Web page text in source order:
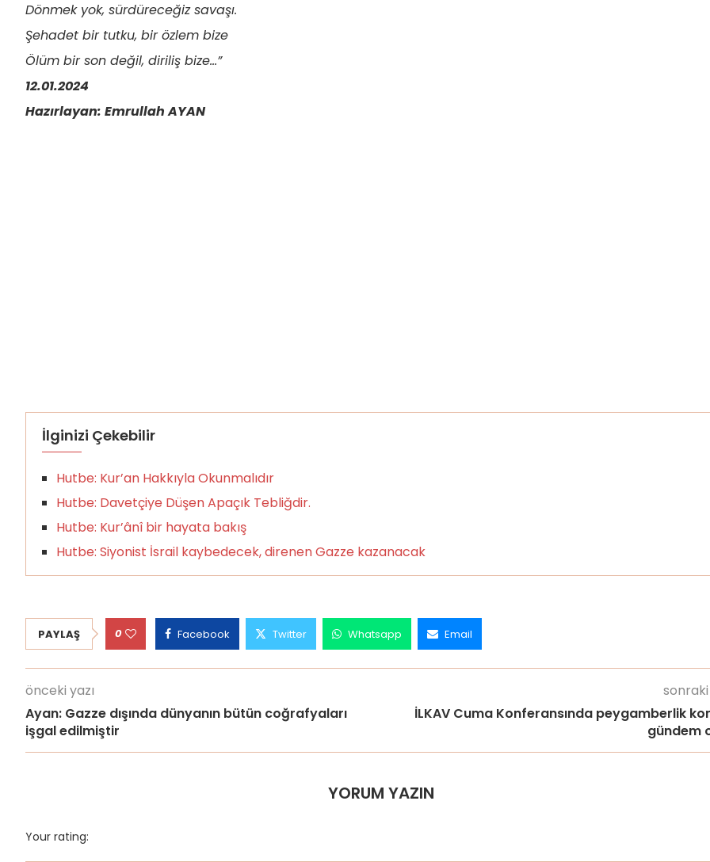
Dönmek yok, sürdüreceğiz savaşı.
Şehadet bir tutku, bir özlem bize
Ölüm bir son değil, diriliş bize…”
12.01.2024
Hazırlayan: Emrullah AYAN
İlginizi Çekebilir
Hutbe: Kur’an Hakkıyla Okunmalıdır
Hutbe: Davetçiye Düşen Apaçık Tebliğdir.
Hutbe: Kur’ânî bir hayata bakış
Hutbe: Siyonist İsrail kaybedecek, direnen Gazze kazanacak
PAYLAŞ 0 Facebook Twitter Whatsapp Email
önceki yazı
Ayan: Gazze dışında dünyanın bütün coğrafyaları
işgal edilmiştir
sonraki
İLKAV Cuma Konferansında peygamberlik
gündem
YORUM YAZIN
Your rating: